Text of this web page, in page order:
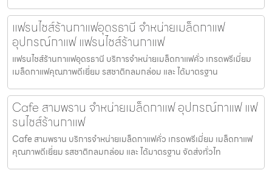
แฟรนไชส์ร้านกาแฟอุดรธานี จำหน่ายเมล็ดกาแฟ
อุปกรณ์กาแฟ แฟรนไชส์ร้านกาแฟ
แฟรนไชส์ร้านกาแฟอุดรธานี บริการจำหน่ายเมล็ดกาแฟคั่ว เกรดพรีเมี่ยม
เมล็ดกาแฟคุณภาพดีเยี่ยม รสชาติกลมกล่อม และ ได้มาตรฐาน
Cafe สามพราน จำหน่ายเมล็ดกาแฟ อุปกรณ์กาแฟ แฟ
รนไชส์ร้านกาแฟ
Cafe สามพราน บริการจำหน่ายเมล็ดกาแฟคั่ว เกรดพรีเมี่ยม เมล็ดกาแฟ
คุณภาพดีเยี่ยม รสชาติกลมกล่อม และ ได้มาตรฐาน จัดส่งทั่วไท